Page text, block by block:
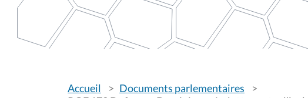
o
Accueil
Documents parlementaires